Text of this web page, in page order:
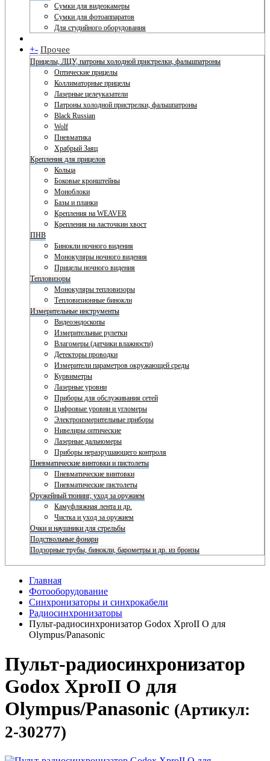
Сумки для видеокамеры
Сумки для фотоаппаратов
Для студийного оборудования
+- Прочее
Прицелы, ЛЦУ, патроны холодной пристрелки, фальшпатроны
Оптические прицелы
Коллиматорные прицелы
Лазерные целеуказатели
Патроны холодной пристрелки, фальшпатроны
Black Russian
Wolf
Пневматика
Храбрый Заяц
Крепления для прицелов
Кольца
Боковые кронштейны
Моноблоки
Базы и планки
Крепления на WEAVER
Крепления на ласточкин хвост
ПНВ
Бинокли ночного видения
Монокуляры ночного видения
Прицелы ночного видения
Тепловизоры
Монокуляры тепловизоры
Тепловизионные бинокли
Измерительные инструменты
Видеоэндоскопы
Измерительные рулетки
Влагомеры (датчики влажности)
Детекторы проводки
Измерители параметров окружающей среды
Курвиметры
Лазерные уровни
Приборы для обслуживания сетей
Цифровые уровни и угломеры
Электроизмерительные приборы
Нивелиры оптические
Лазерные дальномеры
Приборы неразрушающего контроля
Пневматические винтовки и пистолеты
Пневматические винтовки
Пневматические пистолеты
Оружейный тюнинг, уход за оружием
Камуфляжная лента и др.
Чистка и уход за оружием
Очки и наушники для стрельбы
Подствольные фонари
Подзорные трубы, бинокли, барометры и др. из бронзы
Главная
Фотооборудование
Синхронизаторы и синхрокабели
Радиосинхронизаторы
Пульт-радиосинхронизатор Godox XproII O для
Olympus/Panasonic
Пульт-радиосинхронизатор
Godox XproII O для
Olympus/Panasonic (Артикул:
2-30277)